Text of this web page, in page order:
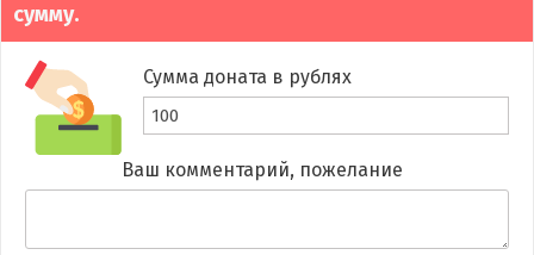
сумму.
Сумма доната в рублях
Ваш комментарий, пожелание